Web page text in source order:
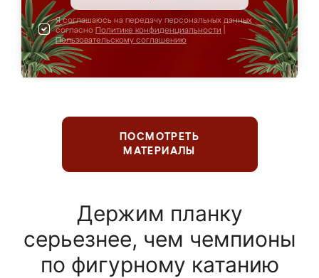
Я соглашаюсь на передачу персональных данных
согласно Политике конфиденциальности
Пользовательскому соглашению
ПОСМОТРЕТЬ
МАТЕРИАЛЫ
Держим планку
серьезнее, чем чемпионы
по фигурному катанию